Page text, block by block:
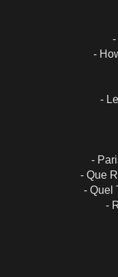
-
-
-
-
- Que
- Quel
-